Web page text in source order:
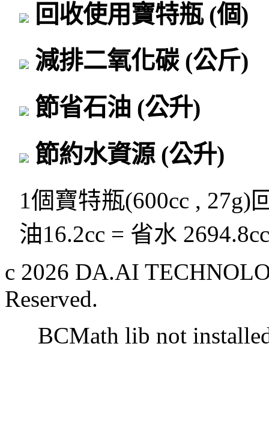
回收使用寶特瓶 (個)
減排二氧化碳 (公斤)
節省石油 (公升)
節約水資源 (公升)
1個寶特瓶(600cc , 27g)
油16.2cc = 省水
c 2026 DA.AI
Reserved.
BCMath lib not